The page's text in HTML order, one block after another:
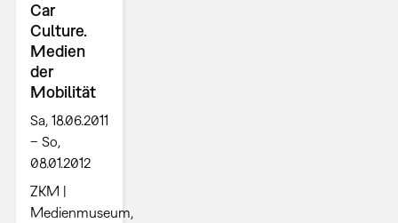
Car
Culture.
Medien
der
Mobilität
Sa, 18.06.2011
– So,
08.01.2012
ZKM |
Medienmuseum,